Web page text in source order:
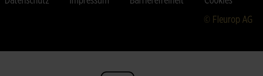
© Fleurop AG